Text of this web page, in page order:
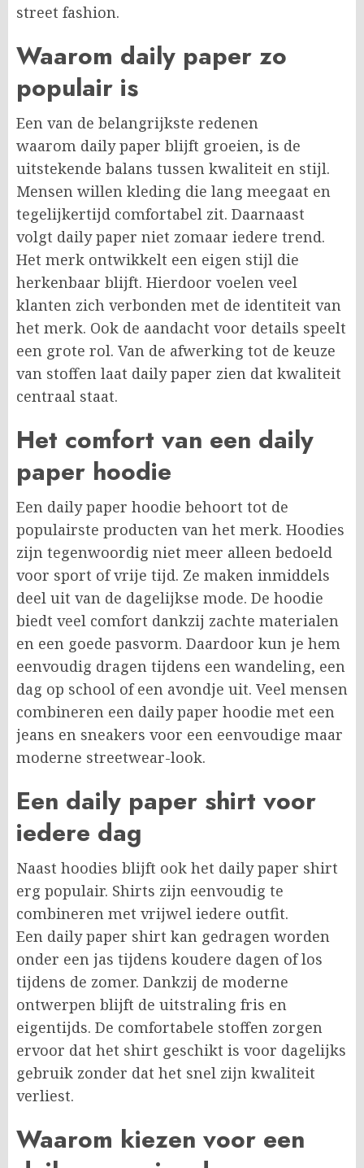
street fashion.
Waarom daily paper zo
populair is
Een van de belangrijkste redenen
waarom daily paper blijft groeien, is de
uitstekende balans tussen kwaliteit en stijl.
Mensen willen kleding die lang meegaat en
tegelijkertijd comfortabel zit. Daarnaast
volgt daily paper niet zomaar iedere trend.
Het merk ontwikkelt een eigen stijl die
herkenbaar blijft. Hierdoor voelen veel
klanten zich verbonden met de identiteit van
het merk. Ook de aandacht voor details speelt
een grote rol. Van de afwerking tot de keuze
van stoffen laat daily paper zien dat kwaliteit
centraal staat.
Het comfort van een daily
paper hoodie
Een daily paper hoodie behoort tot de
populairste producten van het merk. Hoodies
zijn tegenwoordig niet meer alleen bedoeld
voor sport of vrije tijd. Ze maken inmiddels
deel uit van de dagelijkse mode. De hoodie
biedt veel comfort dankzij zachte materialen
en een goede pasvorm. Daardoor kun je hem
eenvoudig dragen tijdens een wandeling, een
dag op school of een avondje uit. Veel mensen
combineren een daily paper hoodie met een
jeans en sneakers voor een eenvoudige maar
moderne streetwear-look.
Een daily paper shirt voor
iedere dag
Naast hoodies blijft ook het daily paper shirt
erg populair. Shirts zijn eenvoudig te
combineren met vrijwel iedere outfit.
Een daily paper shirt kan gedragen worden
onder een jas tijdens koudere dagen of los
tijdens de zomer. Dankzij de moderne
ontwerpen blijft de uitstraling fris en
eigentijds. De comfortabele stoffen zorgen
ervoor dat het shirt geschikt is voor dagelijks
gebruik zonder dat het snel zijn kwaliteit
verliest.
Waarom kiezen voor een